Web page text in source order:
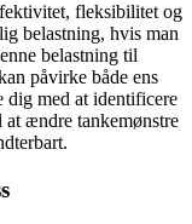
fleksibilitet og
belastning, hvis man
belastning til
påvirke både ens
med at identificere
at ændre tankemønstre